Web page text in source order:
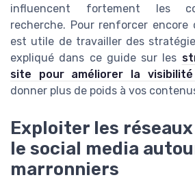
influencent fortement les
recherche. Pour renforcer encore
est utile de travailler des
expliqué dans ce guide sur les
site pour améliorer la
donner plus de poids à vos
Exploiter les
le social media
marronniers